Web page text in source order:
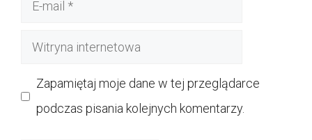
Witryna
Zapamiętaj moje dane w tej przeglądarce
podczas pisania kolejnych komentarzy.